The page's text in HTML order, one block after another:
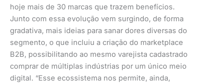
hoje mais de 30 marcas que trazem benefícios.
Junto com essa evolução vem surgindo, de forma
gradativa, mais ideias para sanar dores diversas do
segmento, o que incluiu a criação do marketplace
B2B, possibilitando ao mesmo varejista cadastrado
comprar de múltiplas indústrias por um único meio
digital. “Esse ecossistema nos permite, ainda,